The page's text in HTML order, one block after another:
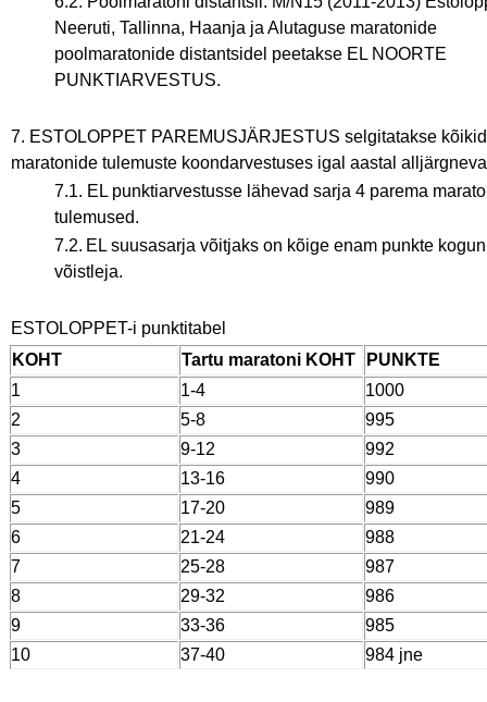
Neeruti, Tallinna, Haanja ja Alutaguse maratonide
poolmaratonide distantsidel peetakse EL NOORTE
PUNKTIARVESTUS.
7. ESTOLOPPET PAREMUSJÄRJESTUS selgitatakse
maratonide tulemuste koondarvestuses igal aastal
7.1. EL punktiarvestusse lähevad sarja 4 parema
tulemused.
7.2. EL suusasarja võitjaks on kõige enam punkte
võistleja.
ESTOLOPPET-i punktitabel
KOHT
Tartu maratoni KOHT
PUNKTE
1
1-4
1000
2
5-8
995
3
9-12
992
4
13-16
990
5
17-20
989
6
21-24
988
7
25-28
987
8
29-32
986
9
33-36
985
10
37-40 984 jne